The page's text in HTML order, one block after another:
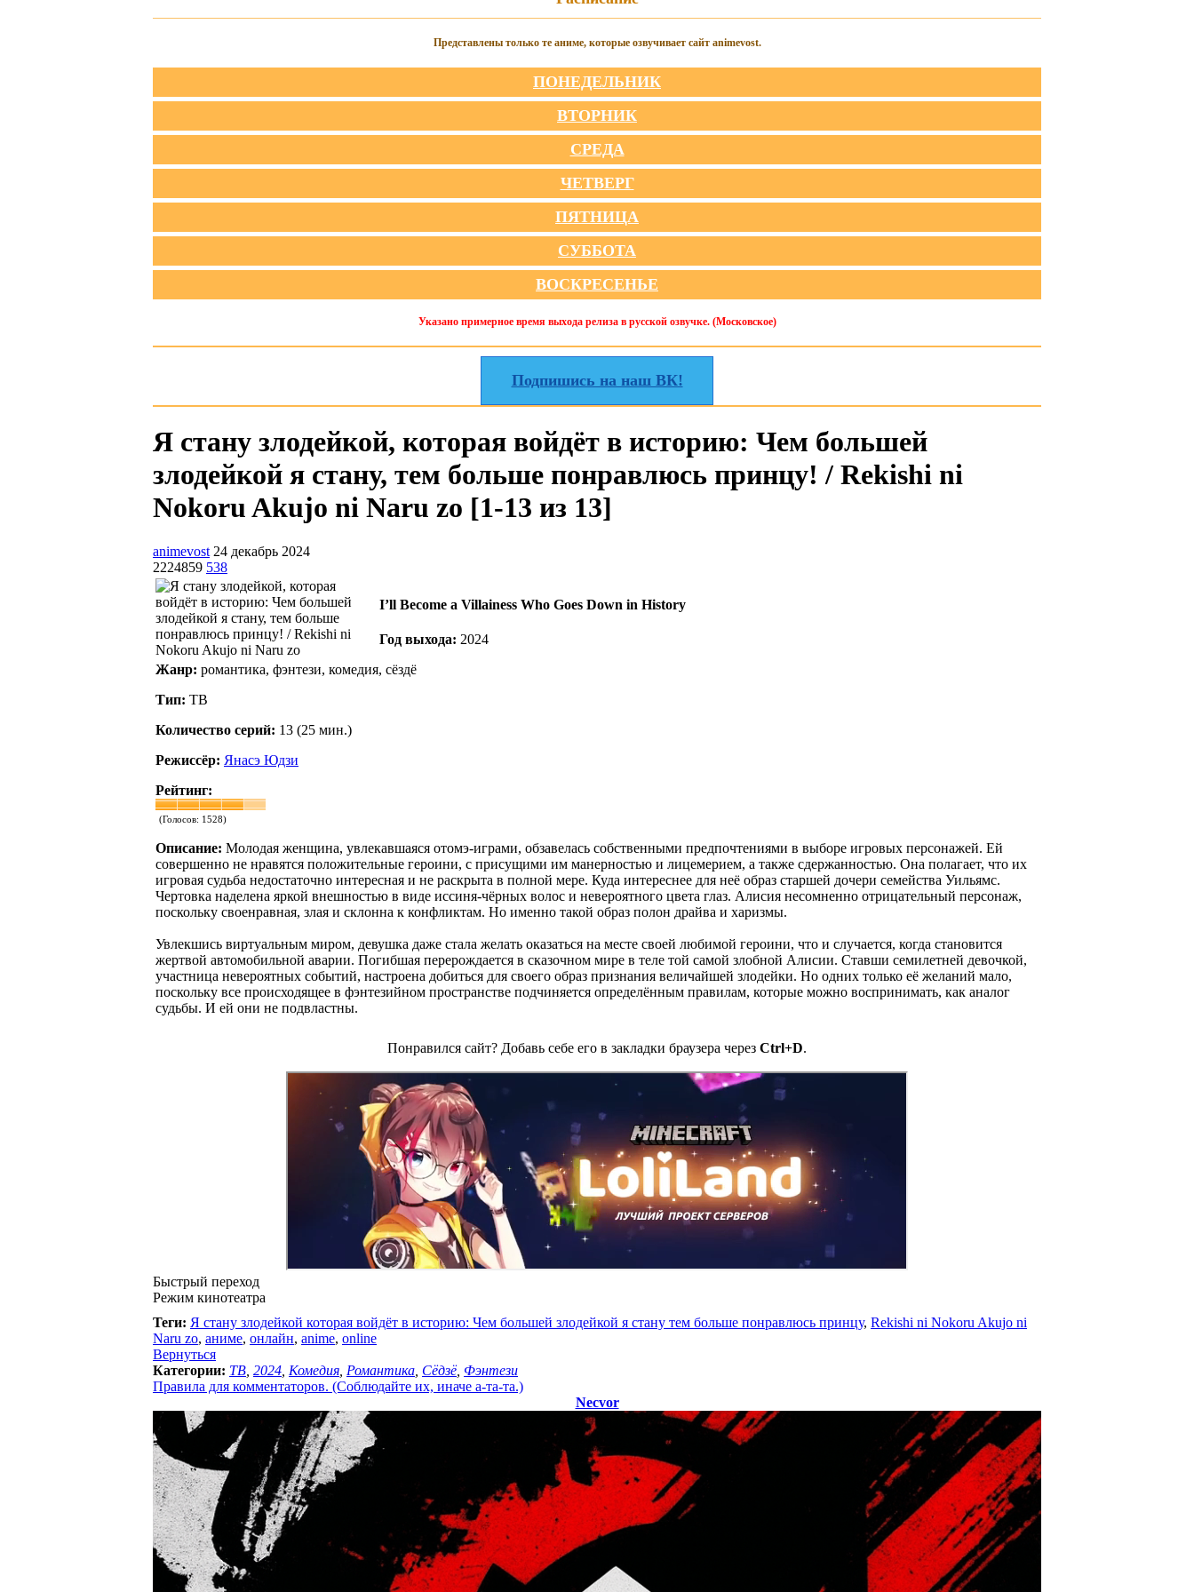
Представлены только те аниме, которые озвучивает сайт animevost.
ПОНЕДЕЛЬНИК
ВТОРНИК
СРЕДА
ЧЕТВЕРГ
ПЯТНИЦА
СУББОТА
ВОСКРЕСЕНЬЕ
Указано примерное время выхода релиза в русской озвучке. (Московское)
Подпишись на наш ВК!
Я стану злодейкой, которая войдёт в историю: Чем большей
злодейкой я стану, тем больше понравлюсь принцу! / Rekishi ni
Nokoru Akujo ni Naru zo [1-13 из 13]
animevost 24 декабрь 2024
2224859 538
I’ll Become a Villainess Who Goes Down in History
Год выхода: 2024
Жанр: романтика, фэнтези, комедия, сёздё
Тип: ТВ
Количество серий: 13 (25 мин.)
Режиссёр: Янасэ Юдзи
Рейтинг:
(Голосов: 1528)
Описание: Молодая женщина, увлекавшаяся отомэ-играми, обзавелась собственными предпочтениями в выборе игровых персонажей. Ей
совершенно не нравятся положительные героини, с присущими им манерностью и лицемерием, а также сдержанностью. Она полагает, что их
игровая судьба недостаточно интересная и не раскрыта в полной мере. Куда интереснее для неё образ старшей дочери семейства Уильямс.
Чертовка наделена яркой внешностью в виде иссиня-чёрных волос и невероятного цвета глаз. Алисия несомненно отрицательный персонаж,
поскольку своенравная, злая и склонна к конфликтам. Но именно такой образ полон драйва и харизмы.
Увлекшись виртуальным миром, девушка даже стала желать оказаться на месте своей любимой героини, что и случается, когда становится
жертвой автомобильной аварии. Погибшая перерождается в сказочном мире в теле той самой злобной Алисии. Ставши семилетней девочкой,
участница невероятных событий, настроена добиться для своего образ признания величайшей злодейки. Но одних только её желаний мало,
поскольку все происходящее в фэнтезийном пространстве подчиняется определённым правилам, которые можно воспринимать, как аналог
судьбы. И ей они не подвластны.
Понравился сайт? Добавь себе его в закладки браузера через Ctrl+D.
Быстрый переход
Режим кинотеатра
Теги: Я стану злодейкой которая войдёт в историю: Чем большей злодейкой я стану тем больше понравлюсь принцу, Rekishi ni Nokoru Akujo ni
Naru zo, аниме, онлайн, anime, online
Вернуться
Категории: ТВ 2024 Комедия Романтика Сёдзё, Фэнтези
Правила для комментаторов. (Соблюдайте их, иначе а-та-та.)
Necvor